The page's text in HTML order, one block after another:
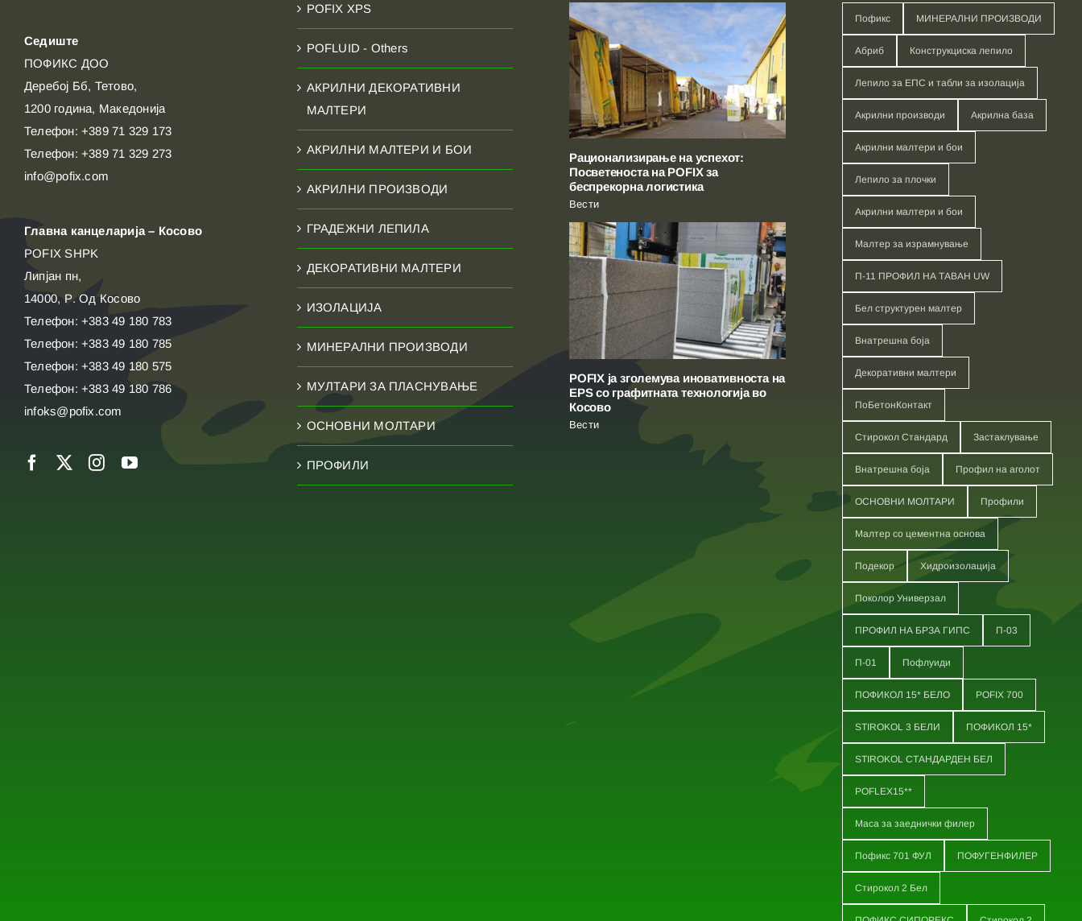
POFIX:
и
Седиште
ПОФИКС ДОО
Деребој Бб, Тетово,
1200 година, Македонија
Телефон: +389 71 329 173
Телефон: +389 71 329 273
info@pofix.com
Главна канцеларија – Косово
POFIX SHPK
Липјан пн,
14000, Р. Од Косово
Телефон: +383 49 180 783
Телефон: +383 49 180 785
Телефон: +383 49 180 575
Телефон: +383 49 180 786
infoks@pofix.com
POFIX XPS
POFLUID - Others
АКРИЛНИ ДЕКОРАТИВНИ
МАЛТЕРИ
АКРИЛНИ МАЛТЕРИ И БОИ
АКРИЛНИ ПРОИЗВОДИ
ГРАДЕЖНИ ЛЕПИЛА
ДЕКОРАТИВНИ МАЛТЕРИ
ИЗОЛАЦИЈА
МИНЕРАЛНИ ПРОИЗВОДИ
МУЛТАРИ ЗА ПЛАСНУВАЊЕ
ОСНОВНИ МОЛТАРИ
ПРОФИЛИ
Рационализирање на успехот:
Посветеноста на POFIX за
беспрекорна логистика
Вести
POFIX ја зголемува иновативноста на
EPS со графитната технологија во
Косово
Вести
Пофикс МИНЕРАЛНИ ПРОИЗВОДИ
Абриб Конструкциска лепило
Лепило за ЕПС и табли за изолација
Акрилни производи Акрилна база
Акрилни малтери и бои
Лепило за плочки
Акрилни малтери и бои
Малтер за израмнување
П-11 ПРОФИЛ НА ТАВАН UW
Бел структурен малтер
Внатрешна боја
Декоративни малтери
ПоБетонКонтакт
Стирокол Стандард Застаклување
Внатрешна боја Профил на аголот
ОСНОВНИ МОЛТАРИ Профили
Малтер со цементна основа
Подекор Хидроизолација
Поколор Универзал
ПРОФИЛ НА БРЗА ГИПС П-03
П-01 Пофлуиди
ПОФИКОЛ 15* БЕЛО POFIX 700
STIROKOL 3 БЕЛИ ПОФИКОЛ 15*
STIROKOL СТАНДАРДЕН БЕЛ
POFLEX15**
Маса за заеднички филер
Пофикс 701 ФУЛ ПОФУГЕНФИЛЕР
Стирокол 2 Бел